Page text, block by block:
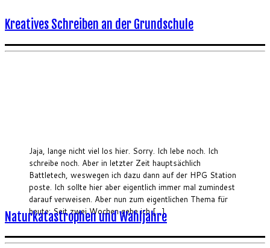
Jaja, lange nicht viel los hier. Sorry. Ich lebe noch. Ich
schreibe noch. Aber in letzter Zeit hauptsächlich
Battletech, weswegen ich dazu dann auf der HPG Station
poste. Ich sollte hier aber eigentlich immer mal zumindest
darauf verweisen. Aber nun zum eigentlichen Thema für
heute: Seit zwei Wochen gebe ich […]
Kreatives Schreiben an der Grundschule
Naturkatastrophen und Wahljahre